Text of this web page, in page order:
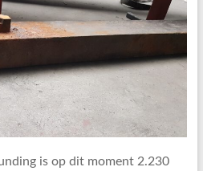
is op dit moment 2.230